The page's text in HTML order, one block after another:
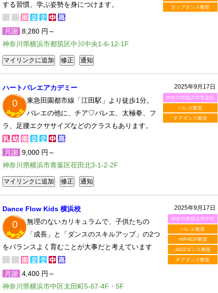
タップダンス教室
する習慣、学ぶ姿勢を身につけます。
月謝 8,280 円～
神奈川県横浜市都筑区中川中央1-6-12-1F
2025年9月17日
神奈川県横浜市青葉区
バレエ教室
チアダンス教室
ハートバレエアカデミー
0
東急田園都市線「江田駅」より徒歩1分。
バレエの他に、チア♡バレエ、太極拳、フ
ラ、足腰エクササイズなどのクラスもあります。
月謝 9,000 円～
神奈川県横浜市青葉区荏田北3-1-2-2F
2025年9月17日
神奈川県横浜市中区
バレエ教室
HIPHOP教室
JAZZダンス教室
チアダンス教室
Dance Flow Kids 横浜校
0
無理のないカリキュラムで、子供たちの
「成長」と「ダンスのスキルアップ」の2つ
をバランスよく育むことが大事だと考えています
月謝 4,400 円～
神奈川県横浜市中区太田町5-67-4F・5F